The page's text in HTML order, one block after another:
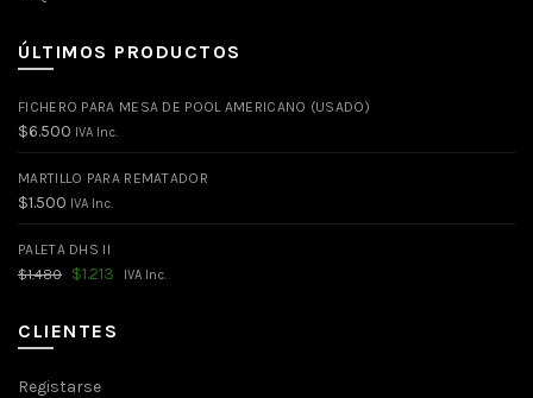
ÚLTIMOS PRODUCTOS
FICHERO PARA MESA DE POOL AMERICANO (USADO)
$6.500 IVA Inc.
MARTILLO PARA REMATADOR
$1.500 IVA Inc.
PALETA DHS II
$1.480
El
era:
$1.480.
$1.213 El
IVA Inc.
CLIENTES
Registarse